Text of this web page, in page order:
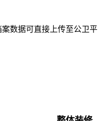
数据可直接上传至公卫